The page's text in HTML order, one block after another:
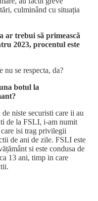
culminând cu situația
ar trebui să primească
2023, procentul este
nu se respecta, da?
botul la
niste securisti care ii au
de la FSLI, i-am numit
isi trag privilegii
de ani de zile. FSLI este
si este condusa de
13 ani, timp in care